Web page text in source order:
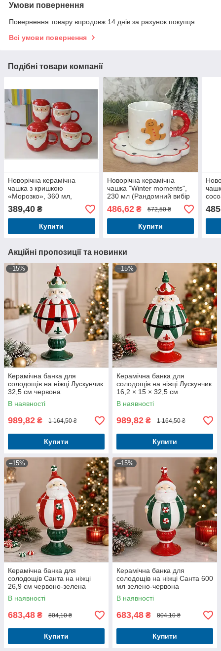
Умови повернення
Повернення товару впродовж 14 днів за рахунок покупця
Всі умови повернення
Подібні товари компанії
Новорічна керамічна
чашка з кришкою
«Морозко», 360 мл,
дизайн в асортименті
389,40 ₴
Купити
Новорічна керамічна
чашка "Winter moments",
230 мл (Рандомний вибір
дизайну)
486,62₴ 572,50 ₴
Купити
Акційні пропозиції та новинки
–15%
Керамічна банка для
солодощів на ніжці Лускунчик
32,5 см червона
В наявності
989,82 ₴ 1 164,50 ₴
Купити
–15%
Керамічна банка для
солодощів на ніжці Лускунчик
16,2 × 15 × 32,5 см
В наявності
989,82 ₴ 1 164,50 ₴
Купити
–15%
Керамічна банка для
солодощів Санта на ніжці
26,9 см червоно-зелена
В наявності
683,48 ₴ 804,10 ₴
Купити
–15%
Керамічна банка для
солодощів на ніжці Санта 600
мл зелено-червона
В наявності
683,48 ₴ 804,10 ₴
Купити